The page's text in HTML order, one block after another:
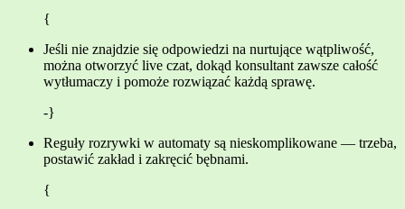
{
Jeśli nie znajdzie się odpowiedzi na nurtujące wątpliwość,
można otworzyć live czat, dokąd konsultant zawsze całość
wytłumaczy i pomoże rozwiązać każdą sprawę.
-}
Reguły rozrywki w automaty są nieskomplikowane — trzeba,
postawić zakład i zakręcić bębnami.
{